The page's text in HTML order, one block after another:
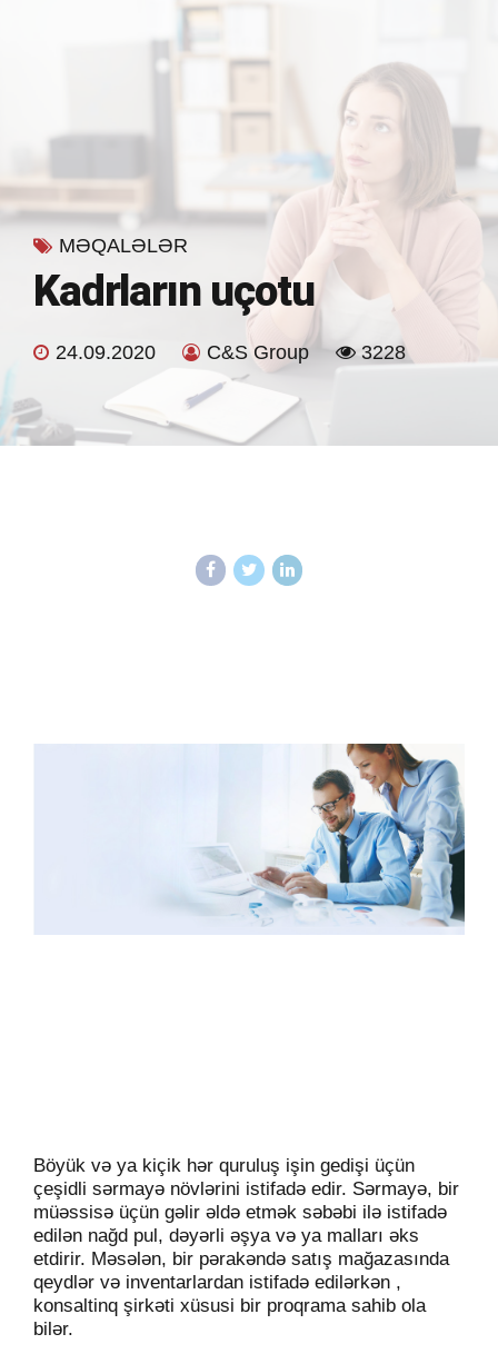
MƏQALƏLƏR
Kadrların uçotu
24.09.2020 C&S Group 3228
Böyük və ya kiçik hər quruluş işin gedişi üçün
çeşidli sərmayə növlərini istifadə edir. Sərmayə, bir
müəssisə üçün gəlir əldə etmək səbəbi ilə istifadə
edilən nağd pul, dəyərli əşya və ya malları əks
etdirir. Məsələn, bir pərakəndə satış mağazasında
qeydlər və inventarlardan istifadə edilərkən ,
konsaltinq şirkəti xüsusi bir proqrama sahib ola
bilər.